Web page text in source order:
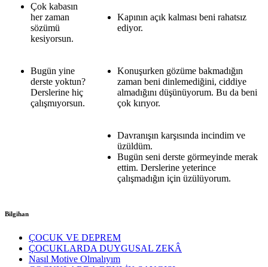
Çok kabasın
her zaman
sözümü
kesiyorsun.
Kapının açık kalması beni rahatsız
ediyor.
Bugün yine
derste yoktun?
Derslerine hiç
çalışmıyorsun.
Konuşurken gözüme bakmadığın
zaman beni dinlemediğini, ciddiye
almadığını düşünüyorum. Bu da beni
çok kırıyor.
Davranışın karşısında incindim ve
üzüldüm.
Bugün seni derste görmeyinde merak
ettim. Derslerine yeterince
çalışmadığın için üzülüyorum.
Bilgihan
ÇOCUK VE DEPREM
ÇOCUKLARDA DUYGUSAL ZEKÂ
Nasıl Motive Olmalıyım